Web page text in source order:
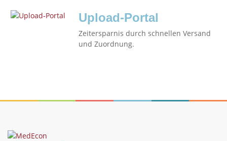
Upload-Portal
Zeitersparnis durch schnellen Versand
und Zuordnung.